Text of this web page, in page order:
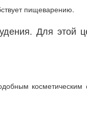
пищеварению.
Для этой